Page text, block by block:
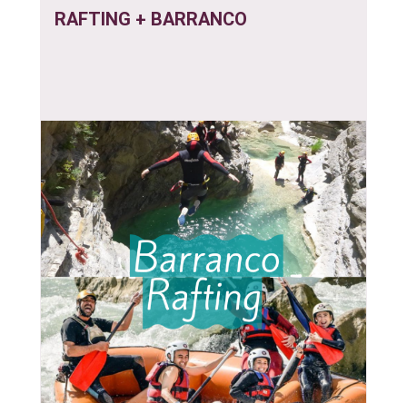
RAFTING + BARRANCO